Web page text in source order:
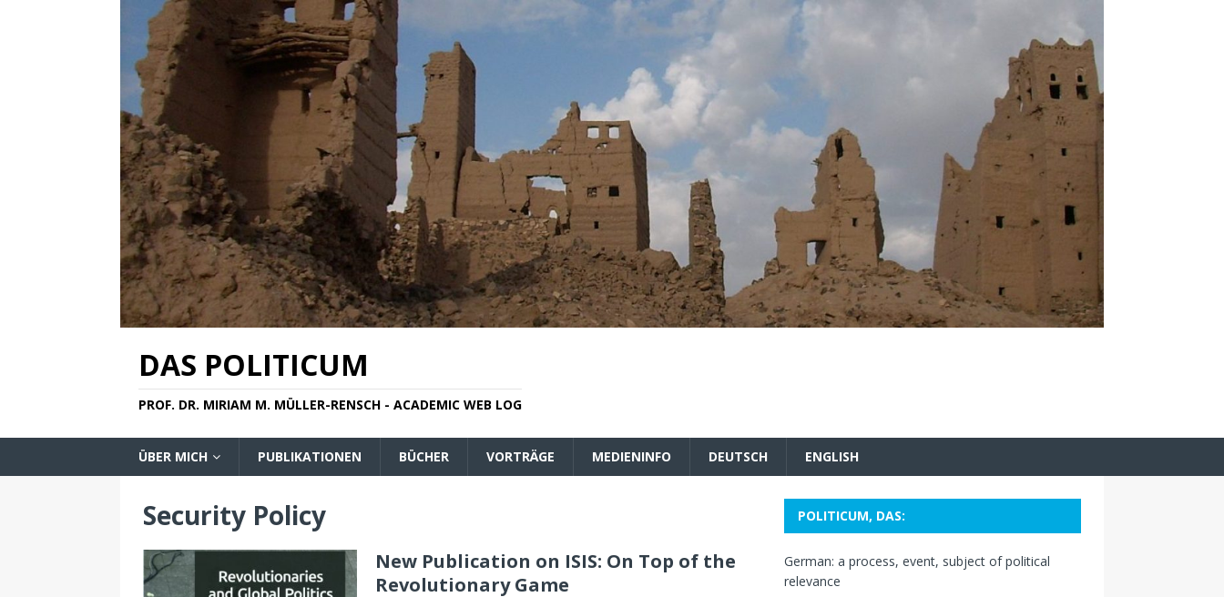
DAS POLITICUM
PROF. DR. MIRIAM M. MÜLLER-RENSCH - ACADEMIC WEB LOG
ÜBER MICH PUBLIKATIONEN BÜCHER VORTRÄGE MEDIENINFO DEUTSCH ENGLISH
Security Policy
New Publication on ISIS: On Top of the
Revolutionary Game
POLITICUM, DAS:
German: a process, event, subject of political
relevance